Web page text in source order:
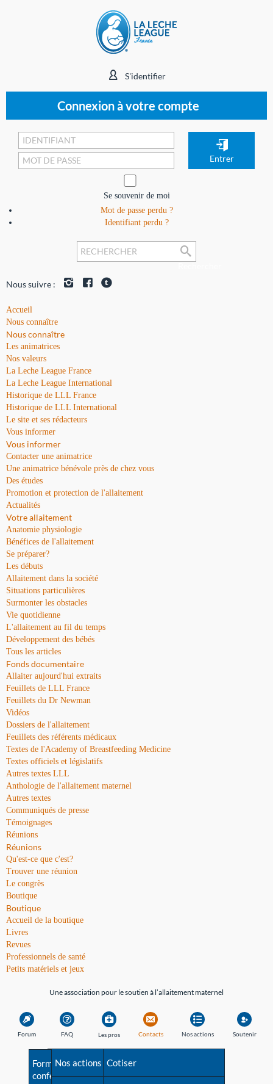
S'identifier
Connexion à votre compte
Se souvenir de moi
Mot de passe perdu ?
Identifiant perdu ?
Nous suivre :
Accueil
Nous connaître
Nous connaître
Les animatrices
Nos valeurs
La Leche League France
La Leche League International
Historique de LLL France
Historique de LLL International
Le site et ses rédacteurs
Vous informer
Vous informer
Contacter une animatrice
Une animatrice bénévole près de chez vous
Des études
Promotion et protection de l'allaitement
Actualités
Votre allaitement
Anatomie physiologie
Bénéfices de l'allaitement
Se préparer?
Les débuts
Allaitement dans la société
Situations particulières
Surmonter les obstacles
Vie quotidienne
L'allaitement au fil du temps
Développement des bébés
Tous les articles
Fonds documentaire
Allaiter aujourd'hui extraits
Feuillets de LLL France
Feuillets du Dr Newman
Vidéos
Dossiers de l'allaitement
Feuillets des référents médicaux
Textes de l'Academy of Breastfeeding Medicine
Textes officiels et législatifs
Autres textes LLL
Anthologie de l'allaitement maternel
Autres textes
Communiqués de presse
Témoignages
Réunions
Réunions
Qu'est-ce que c'est?
Trouver une réunion
Le congrès
Boutique
Boutique
Accueil de la boutique
Livres
Revues
Professionnels de santé
Petits matériels et jeux
Une association pour le soutien à l’allaitement maternel
Forum FAQ
Avant la naissance
Les pros
Formations et
conférences
Contacts
Besoin d'aide?
Nos actions
Nos actions
Soutenir
Cotiser